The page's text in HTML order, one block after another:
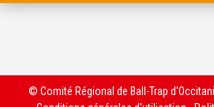
© Comité Régional de Ball-Trap